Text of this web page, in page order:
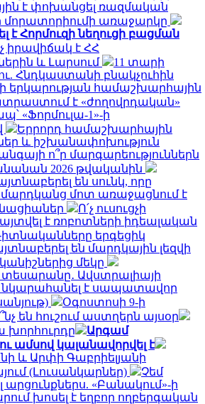
է փոխանցել ռազմական
մորատորիումի առաջարկը
է Հորմուզի նեղուցի բացման
իրավիճակ է ՀՀ
և Լարսում
11 տարի
Հնդկաստանի բնակչուհին
երկարության համաշխարհային
է «ժողովրդական»
«Ֆորմուլա-1»-ի
Երրորդ համաշխարհային
և իշխանափոխություն
ո՞ր մարգարեություններն
2026 թվականին
են սունկ, որը
մոտ առաջացնում է
Ո՛չ ուսուցչի
է ռոբոտների իդեալական
երգեցիկ
են մարդկային լեզվի
մեկը
Ավստրալիայի
նկարահանել է սապատավոր
Օգոստոսի 9-ի
են հուշում աստղերն այսօր
խորհուրդը
Արգամ
ամսով կալանավորվել է
և Արփի Գաբրիելյանի
(Լուսանկարներ)
Չեմ
արցունքներս. «Բանակում»-ի
խոսել է եղբոր ողբերգական